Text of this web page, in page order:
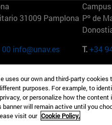
31009 Pamplona
info@unav.es
Pº de
T.+34
Águila 3 28023
00
165 W
EE.UU
T.+1
uses our own and third-party
purposes. For example, to
or personalize how the
will remain active until you
visit our Cookie Policy.